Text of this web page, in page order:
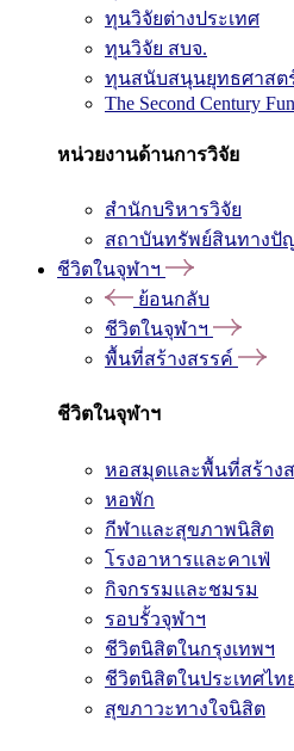
ทุนวิจัยต่างประเทศ
ทุนวิจัย สบจ.
ทุนสนับสนุนยุทธศาสต
The Second Century
หน่วยงานด้านการวิจัย
สำนักบริหารวิจัย
สถาบันทรัพย์สินทางปั
ชีวิตในจุฬาฯ
ย้อนกลับ
ชีวิตในจุฬาฯ
พื้นที่สร้างสรรค์
ชีวิตในจุฬาฯ
หอสมุดและพื้นที่สร้าง
หอพัก
กีฬาและสุขภาพนิสิต
โรงอาหารและคาเฟ่
กิจกรรมและชมรม
รอบรั้วจุฬาฯ
ชีวิตนิสิตในกรุงเทพฯ
ชีวิตนิสิตในประเทศไท
สุขภาวะทางใจนิสิต